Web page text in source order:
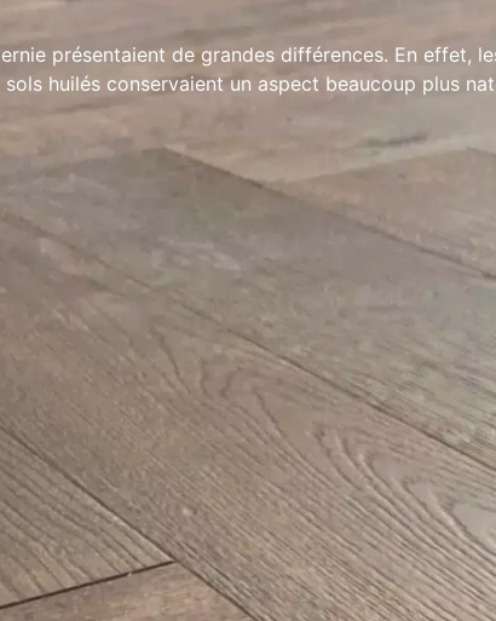
présentaient de grandes différences. En effet,
huilés conservaient un aspect beaucoup plus